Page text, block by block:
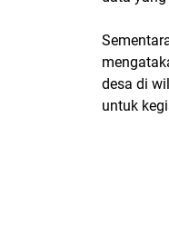
desa di
untuk